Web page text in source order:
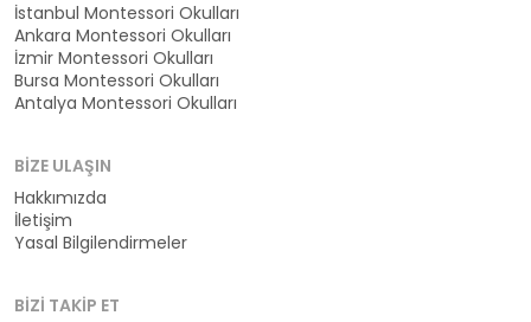
İstanbul Montessori Okulları
Ankara Montessori Okulları
İzmir Montessori Okulları
Bursa Montessori Okulları
Antalya Montessori Okulları
BIZE ULAŞIN
Hakkımızda
İletişim
Yasal Bilgilendirmeler
BIZI TAKIP ET